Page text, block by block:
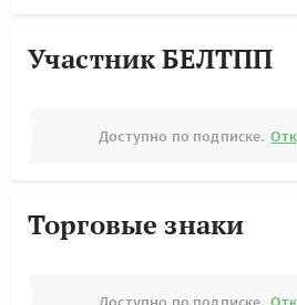
Участник БЕЛТПП
Доступно по подписке.
Торговые знаки